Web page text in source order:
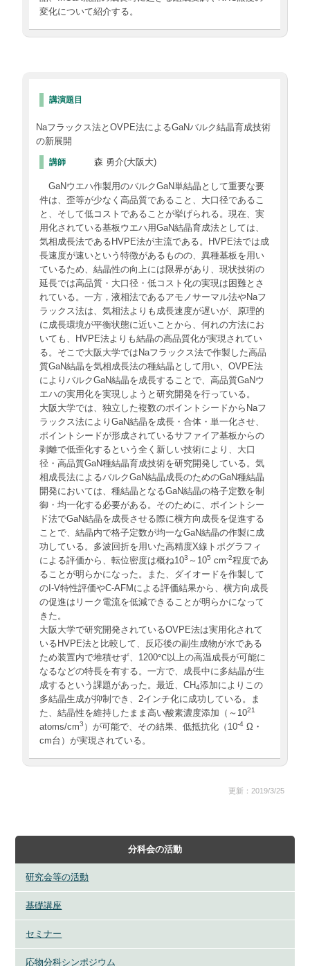
変化について紹介する。
講演題目
Naフラックス法とOVPE法によるGaNバルク結晶育成技術
の新展開
講師 森 勇介(大阪大)
GaNウエハ作製用のバルクGaN単結晶として重要な要
件は、歪等が少なく高品質であること、大口径であるこ
と、そして低コストであることが挙げられる。現在、実
用化されている基板ウエハ用GaN結晶育成法としては、
気相成長法であるHVPE法が主流である。HVPE法では成
長速度が速いという特徴があるものの、異種基板を用い
ているため、結晶性の向上には限界があり、現状技術の
延長では高品質・大口径・低コスト化の実現は困難とさ
れている。一方，液相法であるアモノサーマル法やNaフ
ラックス法は、気相法よりも成長速度が遅いが、原理的
に成長環境が平衡状態に近いことから、何れの方法にお
いても、HVPE法よりも結晶の高品質化が実現されてい
る。そこで大阪大学ではNaフラックス法で作製した高品
質GaN結晶を気相成長法の種結晶として用い、OVPE法
によりバルクGaN結晶を成長することで、高品質GaNウ
エハの実用化を実現しようと研究開発を行っている。
大阪大学では、独立した複数のポイントシードからNaフ
ラックス法によりGaN結晶を成長・合体・単一化させ、
ポイントシードが形成されているサファイア基板からの
剥離で低歪化するという全く新しい技術により、大口
径・高品質GaN種結晶育成技術を研究開発している。気
相成長法によるバルクGaN結晶成長のためのGaN種結晶
開発においては、種結晶となるGaN結晶の格子定数を制
御・均一化する必要がある。そのために、ポイントシー
ド法でGaN結晶を成長させる際に横方向成長を促進する
ことで、結晶内で格子定数が均一なGaN結晶の作製に成
功している。多波回折を用いた高精度X線トポグラフィ
による評価から、転位密度は概ね103 ～105 cm-2程度であ
ることが明らかになった。また、ダイオードを作製して
のI-V特性評価やC-AFMによる評価結果から、横方向成長
の促進はリーク電流を低減できることが明らかになって
きた。
大阪大学で研究開発されているOVPE法は実用化されて
いるHVPE法と比較して、反応後の副生成物が水である
ため装置内で堆積せず、1200℃以上の高温成長が可能に
なるなどの特長を有する。一方で、成長中に多結晶が生
成するという課題があった。最近、CH4添加によりこの
多結晶生成が抑制でき、2インチ化に成功している。ま
た、結晶性を維持したまま高い酸素濃度添加（～1021
atoms/cm3 ）が可能で、その結果、低抵抗化（10-4 Ω・
cm台）が実現されている。
更新：2019/3/25
分科会の活動
研究会等の活動
基礎講座
セミナー
応物分科シンポジウム